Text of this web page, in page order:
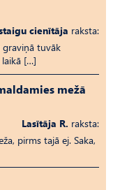
cienītāja raksta:
graviņā tuvāk
laikā […]
mežā
Lasītāja R. raksta:
pirms tajā ej. Saka,